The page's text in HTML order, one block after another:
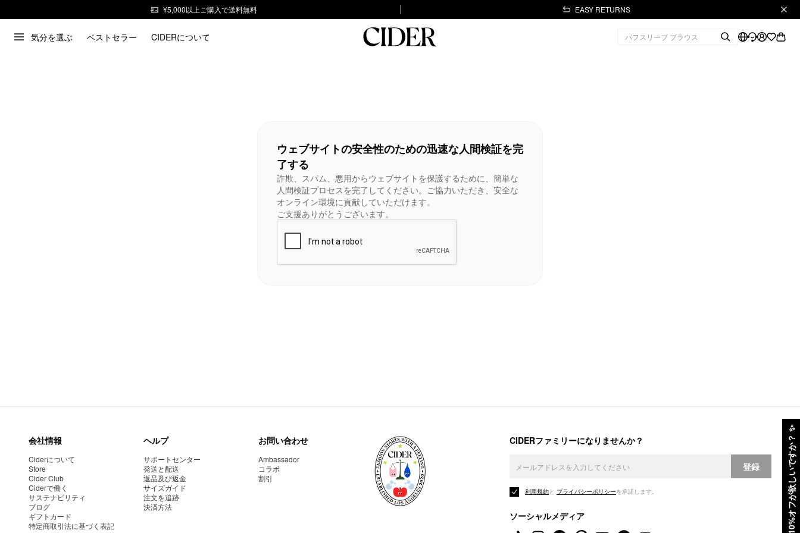
¥5,000以上ご購入で送料無料 EASY RETURNS
気分を選ぶ ベストセラー CIDERについて
10%オフが欲しいですか？
✨
ウェブサイトの安全性のための迅速な人間検証を完
了する
詐欺、スパム、悪用からウェブサイトを保護するために、簡単な
人間検証プロセスを完了してください。ご協力いただき、安全な
オンライン環境に貢献していただけます。
ご支援ありがとうございます。
会社情報
Ciderについて
Store
Cider Club
Ciderで働く
サステナビリティ
ブログ
ギフトカード
特定商取引法に基づく表記
ヘルプ
サポートセンター
発送と配送
返品及び返金
サイズガイド
注文を追跡
決済方法
お問い合わせ
Ambassador
コラボ
割引
CIDERファミリーになりませんか？
登録
利用規約と プライバシーポリシーを承諾します。
ソーシャルメディア